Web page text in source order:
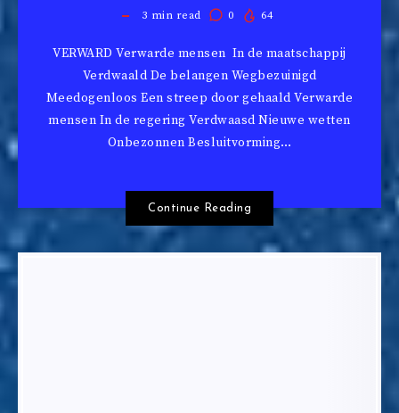
3 min read 0 64
VERWARD Verwarde mensen In de maatschappij
Verdwaald De belangen Wegbezuinigd
Meedogenloos Een streep door gehaald Verwarde
mensen In de regering Verdwaasd Nieuwe wetten
Onbezonnen Besluitvorming…
Continue Reading